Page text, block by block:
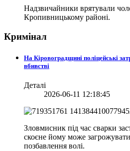
Надзвичайники врятували
Кропивницькому районі.
Кримінал
На Кіровоградщині поліцейські
вбивстві
Деталі
2026-06-11 12:18:45
Зловмисник під час сварки
скоєне йому може
позбавлення волі.